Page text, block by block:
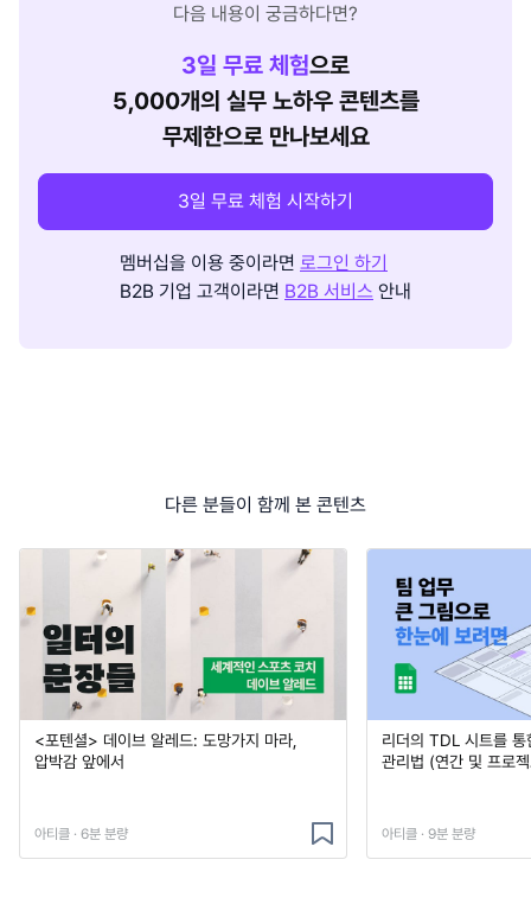
다음 내용이 궁금하다면?
3일 무료 체험으로
5,000개의 실무 노하우 콘텐츠를
무제한으로 만나보세요
3일 무료 체험 시작하기
멤버십을 이용 중이라면 로그인 하기
B2B 기업 고객이라면 B2B 서비스 안내
다른 분들이 함께 본 콘텐츠
<포텐셜> 데이브 알레드: 도망가지 마라,
압박감 앞에서
아티클 · 6분 분량
리더의 TDL 시트를
관리법 (연간 및 프로
아티클 · 9분 분량